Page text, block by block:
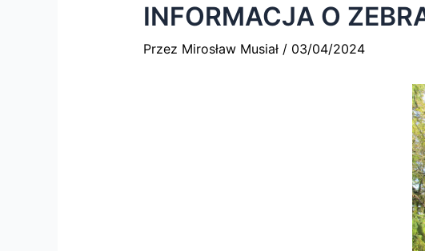
INFORMACJA O
Przez Mirosław Musiał / 03/04/2024